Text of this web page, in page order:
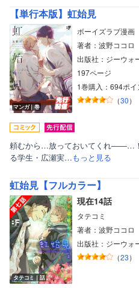
【単行本版】虹始見
マンガ｜巻
ボーイズラブ漫画
著者：波野ココロ
出版社：ジーウォ
197ページ
1巻購入：694ポイ
（30）
頼むから…放っておいてくれ――…
る学生・広瀬実…もっと見る
虹始見【フルカラー】
タテコミ｜話
現在14話
タテコミ
著者：波野ココロ
出版社：ジーウォ
（23）